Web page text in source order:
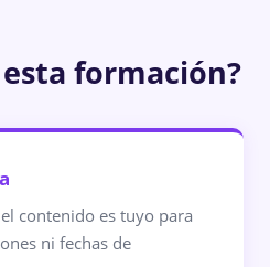
formación?
contenido es tuyo para
ni fechas de